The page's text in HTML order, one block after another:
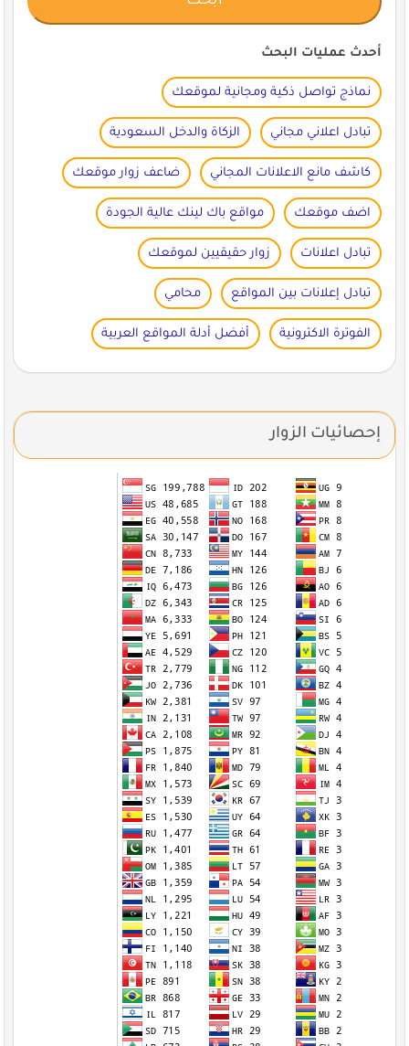
أحدث عمليات البحث
نماذج تواصل ذكية ومجانية لموقعك
تبادل اعلاني مجاني الزكاة والدخل السعودية
كاشف مانع الاعلانات المجاني ضاعف زوار موقعك
اضف موقعك مواقع باك لينك عالية الجودة
تبادل اعلانات زوار حقيقيين لموقعك
تبادل إعلانات بين المواقع محامي
الفوترة الاكترونية أفضل أدلة المواقع العربية
إحصائيات الزوار